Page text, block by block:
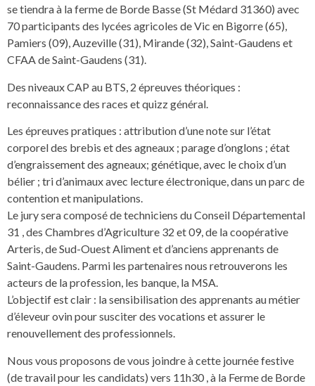
se tiendra à la ferme de Borde Basse (St Médard 31360) avec
70 participants des lycées agricoles de Vic en Bigorre (65),
Pamiers (09), Auzeville (31), Mirande (32), Saint-Gaudens et
CFAA de Saint-Gaudens (31).
Des niveaux CAP au BTS, 2 épreuves théoriques :
reconnaissance des races et quizz général.
Les épreuves pratiques : attribution d’une note sur l’état
corporel des brebis et des agneaux ; parage d’onglons ; état
d’engraissement des agneaux; génétique, avec le choix d’un
bélier ; tri d’animaux avec lecture électronique, dans un parc de
contention et manipulations.
Le jury sera composé de techniciens du Conseil Départemental
31 , des Chambres d’Agriculture 32 et 09, de la coopérative
Arteris, de Sud-Ouest Aliment et d’anciens apprenants de
Saint-Gaudens. Parmi les partenaires nous retrouverons les
acteurs de la profession, les banque, la MSA.
L’objectif est clair : la sensibilisation des apprenants au métier
d’éleveur ovin pour susciter des vocations et assurer le
renouvellement des professionnels.
Nous vous proposons de vous joindre à cette journée festive
(de travail pour les candidats) vers 11h30 , à la Ferme de Borde